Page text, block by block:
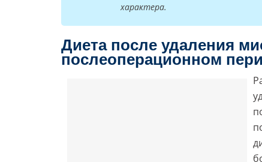
характера.
Диета после удаления
послеоперационном